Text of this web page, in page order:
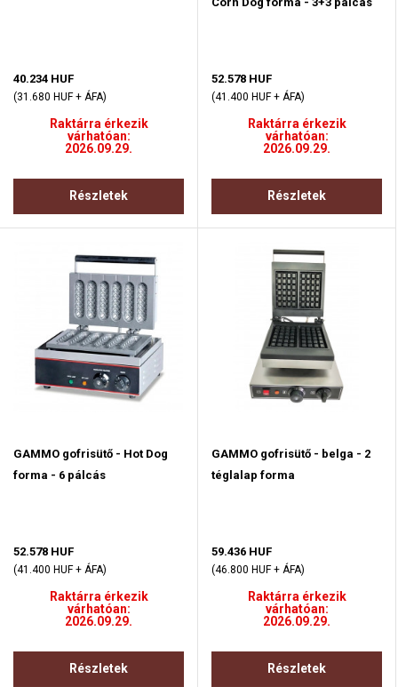
40.234 HUF
(31.680 HUF + ÁFA)
Raktárra érkezik
várhatóan:
2026.09.29.
Részletek
52.578 HUF
(41.400 HUF + ÁFA)
Raktárra érkezik
várhatóan:
2026.09.29.
Részletek
GAMMO gofrisütő - Hot Dog
forma - 6 pálcás
52.578 HUF
(41.400 HUF + ÁFA)
Raktárra érkezik
várhatóan:
2026.09.29.
Részletek
GAMMO gofrisütő - belga - 2
téglalap forma
59.436 HUF
(46.800 HUF + ÁFA)
Raktárra érkezik
várhatóan:
2026.09.29.
Részletek